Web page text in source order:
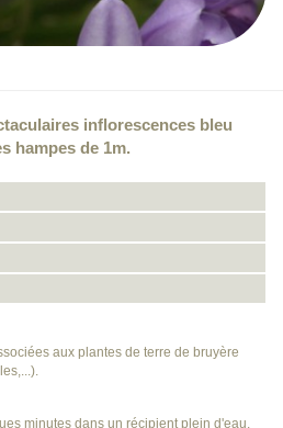
inflorescences bleu
hampes de 1m.
aux plantes de terre de bruyère
minutes dans un récipient plein d'eau.